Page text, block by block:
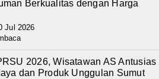
Berkualitas dengan Harga
Jul 2026
2026, Wisatawan AS Antusias
dan Produk Unggulan Sumut